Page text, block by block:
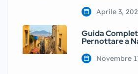
Aprile 3,
Guida
Pernottare a
Novembre